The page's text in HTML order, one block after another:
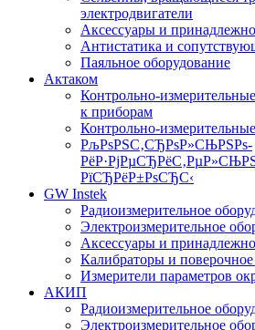
электродвигатели
Аксессуары и
Антистатика и
Паяльное оборудование
Актаком
Контрольно-
к приборам
Контрольно-
РљРѕРЅС‚СЂРѕР»СЊРЅРѕ-
РїСЂРёР±РѕСЂС‹
GW Instek
Радиоизмерительное
Электроизмерительное
Аксессуары и
Калибраторы и
Измерители параметров
АКИП
Радиоизмерительное
Электроизмерительное